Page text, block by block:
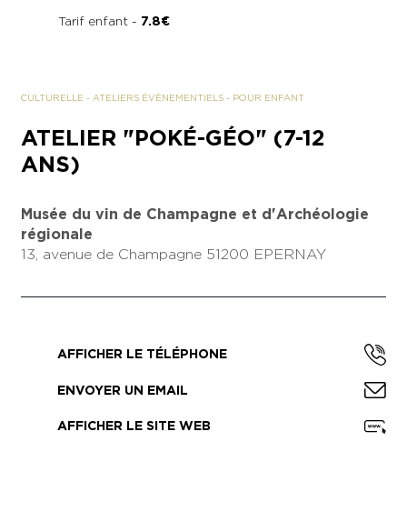
Tarif enfant - 7.8€
CULTURELLE - ATELIERS ÉVÈNEMENTIELS - POUR ENFANT
ATELIER "POKÉ-GÉO" (7-12
ANS)
Musée du vin de Champagne et d'Archéologie
régionale
13, avenue de Champagne 51200 EPERNAY
AFFICHER LE TÉLÉPHONE
ENVOYER UN EMAIL
AFFICHER LE SITE WEB